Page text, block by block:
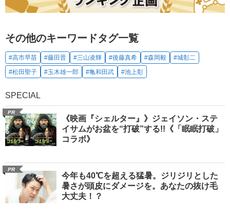
その他のキーワードタグ一覧
#高市早苗 #藤田晋 #三山凌輝 #後藤真希 #森岡毅
#城彰二
#松田聖子
#玉木雄一郎 #亀和田武 #池上彰
SPECIAL
PR
《映画『シェルター』》ジェイソン・ステ
イサムがお盆を“打破”する!!《「眠眠打破」
コラボ》
PR
今年も40℃を超える猛暑。ジリジリとした
暑さが頭皮にダメージを。あなたの抜け毛
大丈夫！？